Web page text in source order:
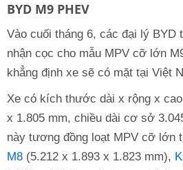
BYD M9 PHEV
Vào cuối tháng 6, các đại lý BYD
nhận cọc cho mẫu MPV cỡ lớn
khẳng định xe sẽ có mặt tại Việt
Xe có kích thước dài x rộng x
x 1.805 mm, chiều dài cơ sở
này tương đồng loạt MPV cỡ lớn
M8 (5.212 x 1.893 x 1.823 mm),